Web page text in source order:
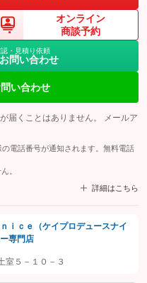
オンライン
商談予約
・見積り依頼
問い合わせ
い合わせ
届くことはありません。 メールア
電話番号が通知されます。無料電話
。
詳細はこちら
加してから「許可する」ボタンを押
ｉｃｅ（ケイプロデュースナイ
専門店
室５－１０－３